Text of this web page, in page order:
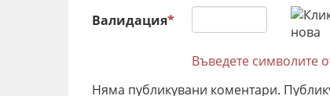
Валидация*
Въведете символите
Няма публикувани коментари.